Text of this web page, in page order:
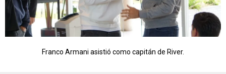
Franco Armani asistió como capitán de River.